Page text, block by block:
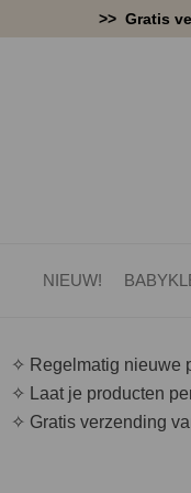
naar
>> Gratis
NIEUW!
✧ Regelmatig nieuwe
✧ Laat je producten
✧ Gratis verzending